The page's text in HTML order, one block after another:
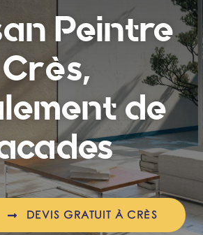
Peintre
Crès,
de
DEVIS GRATUIT À CRÈS